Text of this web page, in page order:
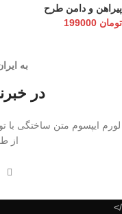
پیراهن و دامن طرح
تومان
به
در
لورم ایپسوم متن ساختگی با
از
/>